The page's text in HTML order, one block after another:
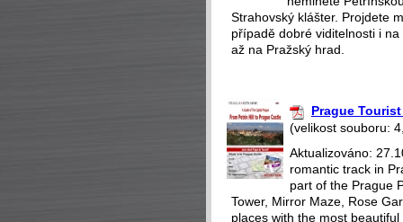
Strahovský klášter. Projdete
případě dobré viditelnosti i
až na Pražský hrad.
Prague
(velikost souboru:
Aktualizováno:
romantic track in
part of the Prague
Tower, Mirror Maze, Rose
places with the most